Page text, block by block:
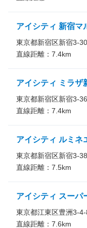
アイシティ 新宿マ
東京都新宿区新宿3-
直線距離： 7.4km
アイシティ ミラザ
東京都新宿区新宿3-
直線距離： 7.4km
アイシティ ルミネ
東京都新宿区新宿3-
直線距離： 7.5km
アイシティ スーパ
東京都江東区豊洲3-
直線距離： 7.6km